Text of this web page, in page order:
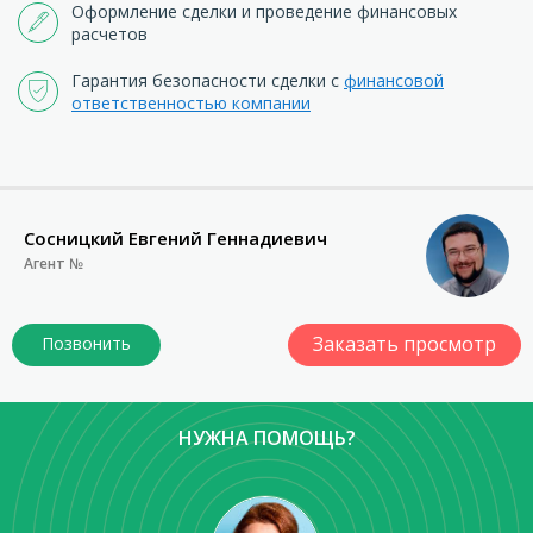
Оформление сделки и проведение финансовых
расчетов
Гарантия безопасности сделки с финансовой
ответственностью компании
Сосницкий Евгений Геннадиевич
Агент №
Заказать просмотр
НУЖНА ПОМОЩЬ?